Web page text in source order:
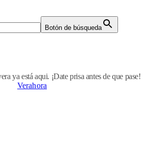
Botón de búsqueda
ya está aqui. ¡Date prisa antes de que pase!
Verahora